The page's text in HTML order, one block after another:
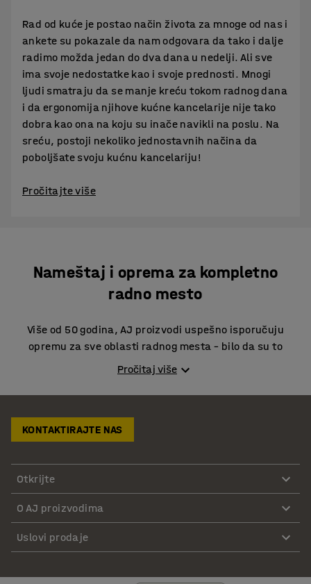
Rad od kuće je postao način života za mnoge od nas i
ankete su pokazale da nam odgovara da tako i dalje
radimo možda jedan do dva dana u nedelji. Ali sve
ima svoje nedostatke kao i svoje prednosti. Mnogi
ljudi smatraju da se manje kreću tokom radnog dana
i da ergonomija njihove kućne kancelarije nije tako
dobra kao ona na koju su inače navikli na poslu. Na
sreću, postoji nekoliko jednostavnih načina da
poboljšate svoju kućnu kancelariju!
Pročitajte više
Nameštaj i oprema za kompletno
radno mesto
Više od 50 godina, AJ proizvodi uspešno isporučuju
opremu za sve oblasti radnog mesta – bilo da su to
skladišta, proizvodni pogoni, radionice
trpezarije, menze
Kompanija, osnovana u Švedskoj 1975. godine, sada
visokokvalitetnih proizvoda, od kojih su mnogi
dizajnirani i proizvedeni u našim rukama, mi smo vaša
sveobuhvatna prodavnica za nameštaj i opremu za radni
Oprema za skladišta, industriju i radionice
bezbedno i efikasno radno okruženje. Odergonomskih
Pročitaj više
KONTAKTIRAJTE NAS
Otkrijte
O AJ proizvodima
Uslovi prodaje